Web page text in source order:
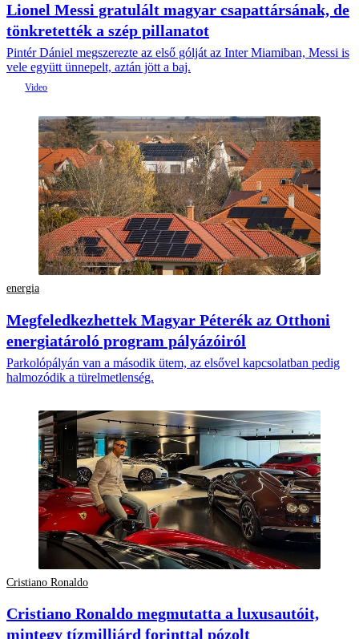
Lionel Messi gratulált magyar csapattársának, de
tönkretették a szép pillanatot
Pintér Dániel megszerezte az első gólját az Inter Miamiban, Messi is
vele együtt ünnepelt, aztán jött a baj.
energia
Megfeledkezhettek Magyar Péterék az Otthoni
energiatároló program pályázóiról
Parkolópályán van a második ütem, az elsővel kapcsolatban pedig
halmozódik a türelmetlenség.
Cristiano Ronaldo
Cristiano Ronaldo megmutatta a luxusautóit,
mintegy tízmilliárd forinttal pózolt